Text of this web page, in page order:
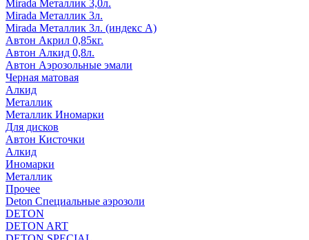
Mirada Металлик 3,0л.
Mirada Металлик 3л.
Mirada Металлик 3л. (индекс А)
Автон Акрил 0,85кг.
Автон Алкид 0,8л.
Автон Аэрозольные эмали
Черная матовая
Алкид
Металлик
Металлик Иномарки
Для дисков
Автон Кисточки
Алкид
Иномарки
Металлик
Прочее
Deton Специальные аэрозоли
DETON
DETON ART